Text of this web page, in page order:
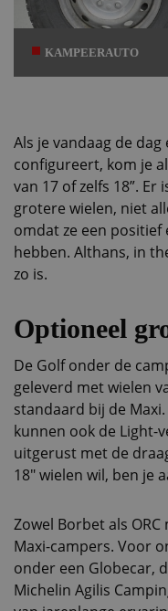
KAMPEERAUTO
Als je vandaag de
configureert, kom je
van 17 of zelfs 18”.
grotere wielen, niet
omdat ze een
hebben. Althans, in
zo is.
Optioneel
De Golf onder de
geleverd met wielen
standaard bij de
kunnen ook de Light-
uitgerust met de
18″ wielen wil, ben je
Zowel Borbet als
Maxi-campers. Voor
onder een Globecar,
Michelin Agilis